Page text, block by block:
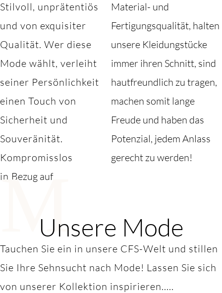
Stilvoll, unprätentiös
und von exquisiter
Qualität. Wer diese
Mode wählt, verleiht
seiner Persönlichkeit
einen Touch von
Sicherheit und
Souveränität.
Kompromisslos
in Bezug auf
Material- und
Fertigungsqualität, halten
unsere Kleidungstücke
immer ihren Schnitt, sind
hautfreundlich zu tragen,
machen somit lange
Freude und haben das
Potenzial, jedem Anlass
gerecht zu werden!
MUnsere Mode
Tauchen Sie ein in unsere CFS-Welt und stillen
Sie Ihre Sehnsucht nach Mode! Lassen Sie sich
von unserer Kollektion inspirieren.....